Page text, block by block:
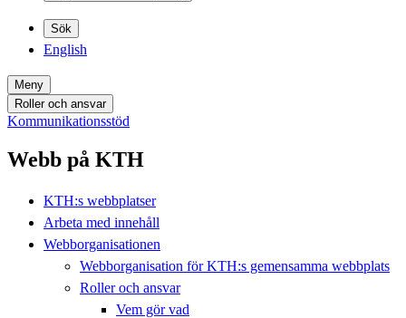
Sök
English
Meny
Roller och ansvar
Kommunikationsstöd
Webb på KTH
KTH:s webbplatser
Arbeta med innehåll
Webborganisationen
Webborganisation för KTH:s gemensamma webbplats
Roller och ansvar
Vem gör vad